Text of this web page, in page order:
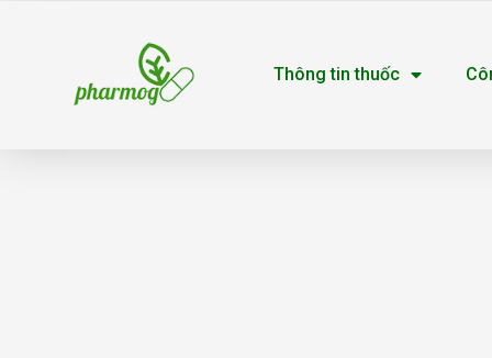
Thông tin thuốc